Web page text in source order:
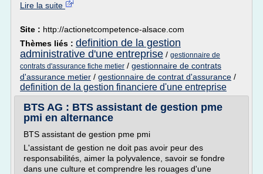
Lire la suite
Site : http://actionetcompetence-alsace.com
Thèmes liés : definition de la gestion
administrative d'une entreprise / gestionnaire de
contrats d'assurance fiche metier / gestionnaire de contrats
d'assurance metier / gestionnaire de contrat d'assurance /
definition de la gestion financiere d'une entreprise
BTS AG : BTS assistant de gestion pme
pmi en alternance
BTS assistant de gestion pme pmi
L'assistant de gestion ne doit pas avoir peur des
responsabilités, aimer la polyvalence, savoir se fondre
dans une culture et comprendre les rouages d'une